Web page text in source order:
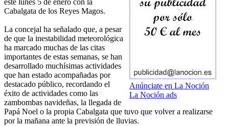
Anúnciate en La Noción
La Noción ads
este lunes 5 de enero con la
Cabalgata de los Reyes Magos.
La concejal ha señalado que, a pesar
de que la inestabilidad meteorológica
ha marcado muchas de las citas
importantes de estas semanas, se han
desarrollado muchísimas actividades
que han estado acompañadas por
destacado público, recordando el
éxito de actividades como las
zambombas navideñas, la llegada de
Papá Noel o la propia Cabalgata que tuvo que volver a realizarse
por la mañana ante la previsión de lluvias.